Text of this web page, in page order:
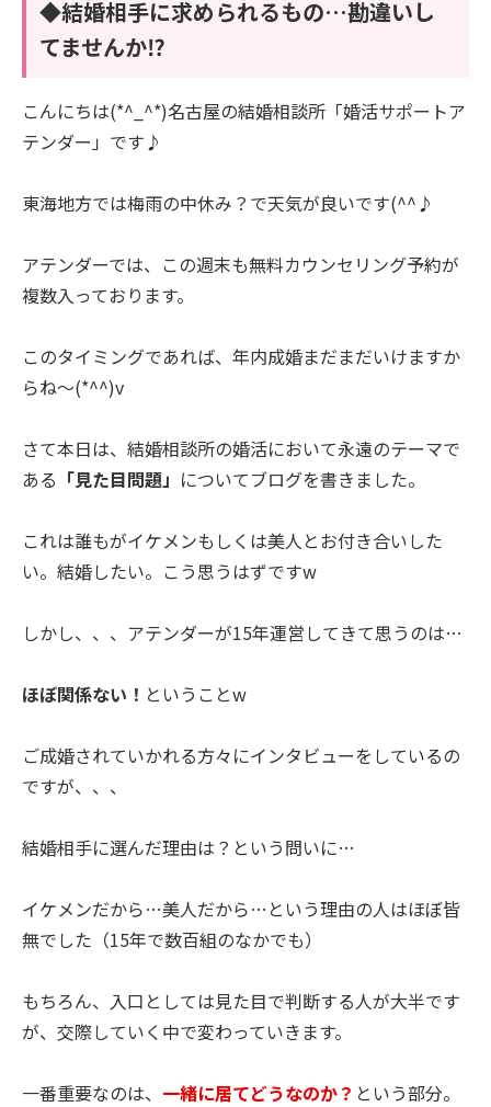
◆結婚相手に求められるもの…勘違いし
てませんか⁉
こんにちは(*^_^*)名古屋の結婚相談所「婚活サポートア
テンダー」です♪
東海地方では梅雨の中休み？で天気が良いです(^^♪
アテンダーでは、この週末も無料カウンセリング予約が
複数入っております。
このタイミングであれば、年内成婚まだまだいけますか
らね～(*^^)v
さて本日は、結婚相談所の婚活において永遠のテーマで
ある 「見た目問題」 についてブログを書きました。
これは誰もがイケメンもしくは美人とお付き合いした
い。結婚したい。こう思うはずですw
しかし、、、アテンダーが15年運営してきて思うのは…
ほぼ関係ない！ ということw
ご成婚されていかれる方々にインタビューをしているの
ですが、、、
結婚相手に選んだ理由は？という問いに…
イケメンだから…美人だから…という理由の人はほぼ皆
無でした（15年で数百組のなかでも）
もちろん、入口としては見た目で判断する人が大半です
が、交際していく中で変わっていきます。
一番重要なのは、 一緒に居てどうなのか？ という部分。